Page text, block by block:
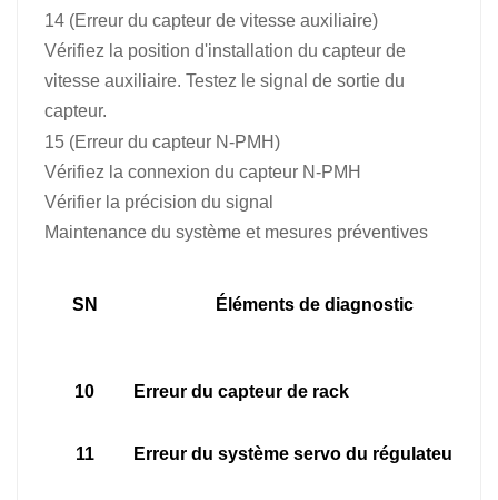
14 (Erreur du capteur de vitesse auxiliaire)
Vérifiez la position d'installation du capteur de
vitesse auxiliaire. Testez le signal de sortie du
capteur.
15 (Erreur du capteur N-PMH)
Vérifiez la connexion du capteur N-PMH
Vérifier la précision du signal
Maintenance du système et mesures préventives
SN Éléments de diagnostic
10 Erreur du capteur de rack
11 Erreur du système servo du régulateur